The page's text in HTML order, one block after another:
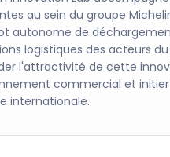
au sein du groupe
autonome de
logistiques des acteurs
l'attractivité de cette
commercial et
internationale.